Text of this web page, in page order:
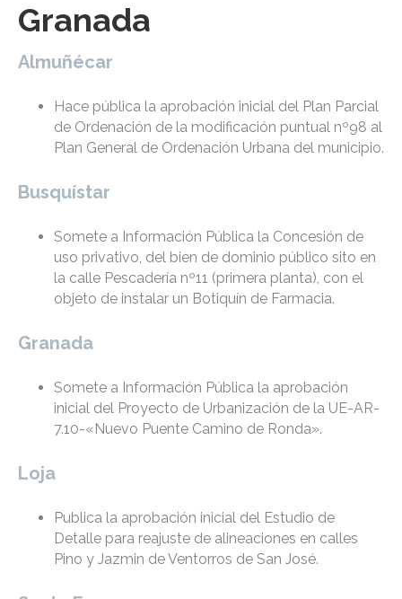
Granada
Almuñécar
Hace pública la aprobación inicial del Plan Parcial
de Ordenación de la modificación puntual nº98 al
Plan General de Ordenación Urbana del municipio.
Busquístar
Somete a Información Pública la Concesión de
uso privativo, del bien de dominio público sito en
la calle Pescadería nº11 (primera planta), con el
objeto de instalar un Botiquín de Farmacia.
Granada
Somete a Información Pública la aprobación
inicial del Proyecto de Urbanización de la UE-AR-
7.10-«Nuevo Puente Camino de Ronda».
Loja
Publica la aprobación inicial del Estudio de
Detalle para reajuste de alineaciones en calles
Pino y Jazmin de Ventorros de San José.